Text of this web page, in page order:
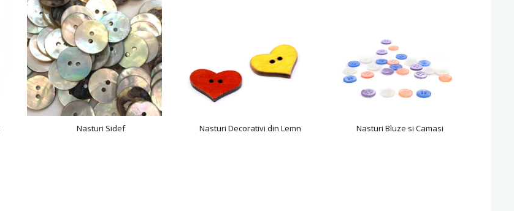
Nasturi Sidef Nasturi Decorativi din Lemn Nasturi Bluze si Camasi